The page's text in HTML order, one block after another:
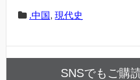
.中国, 現代史
SNSでもご購